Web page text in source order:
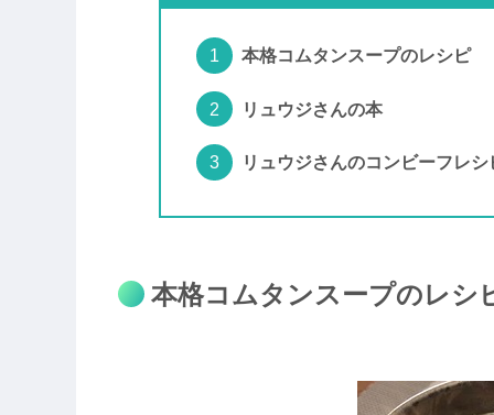
本格コムタンスープのレシピ
リュウジさんの本
リュウジさんのコンビーフレシ
本格コムタンスープのレシ